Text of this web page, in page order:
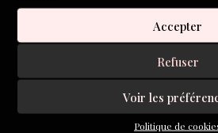
Accepter
Refuser
Voir les
Politique de
sous les vagues de la marée haute,
Tu entendras la tempête, quand
peut-être, faire grincer les barques
ouvre tes oreilles